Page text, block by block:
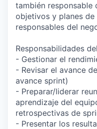
también
objetivos y planes
responsables del
Responsabilidades
- Gestionar el
- Revisar el avance
avance sprint)
- Preparar/liderar
aprendizaje del
retrospectivas de
- Presentar los